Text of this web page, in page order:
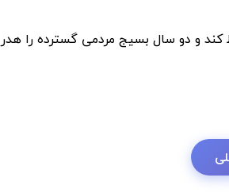
کند و دو سال بسیج مردمی گسترده را هدر